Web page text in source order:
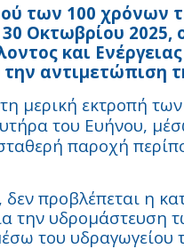
των 100 χρόνων
Οκτωβρίου
και
αντιμετώπιση
μερική εκτροπή
του Ευήνου,
παροχή
δεν προβλέπεται η
την υδρομάστευση
του